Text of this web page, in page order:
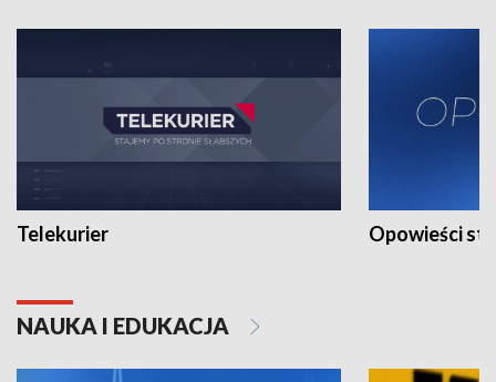
Telekurier Opowieści
NAUKA I EDUKACJA